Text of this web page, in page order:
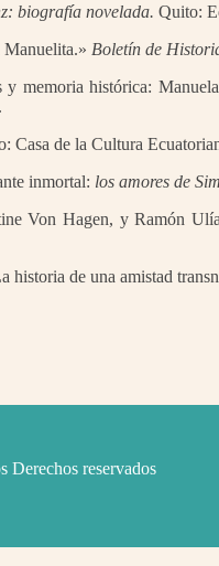
biografía novelada. Quito:
Boletín de
memoria histórica:
Casa de la Cultura
inmortal: los amores de
Von Hagen, y Ramón
historia de una amistad
reservados